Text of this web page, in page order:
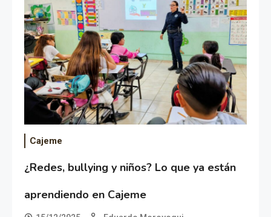
Cajeme
¿Redes, bullying y niños? Lo que ya están
aprendiendo en Cajeme